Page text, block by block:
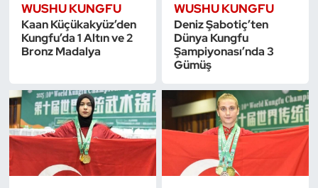
WUSHU KUNGFU
Kaan Küçükakyüz’den
Kungfu’da 1 Altın ve 2
Bronz Madalya
WUSHU KUNGFU
Deniz Şabotiç’ten
Dünya Kungfu
Şampiyonası’nda 3
Gümüş
Eskrim
Futsal
Genel
Golf